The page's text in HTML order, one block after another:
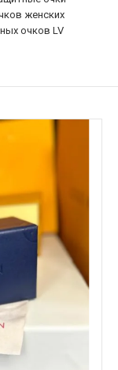
женских
очков LV